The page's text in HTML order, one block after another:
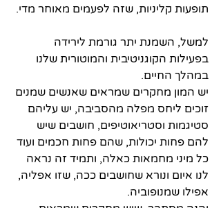
תופעות קליניות, שזה לפעמים מאוחר מדי.
למשל, השמנת יתר גורמת לירידה
בפעילות הקוגניטיבית והמוטורית שלנו
במהלך החיים.
יש המון מחקרים שמראים שאנשים שמנים
זוכים ליחס מפלה מהסביבה, יש עליהם
סטיגמות וסטריאוטיפים, חושבים שיש
להם פחות יכולות, שהם פחות חכמים ועוד
כל מיני מחמאות כאלה, ותמיד זה נראה
לנו איום ונורא שחושבים ככה, שזו אפליה,
אפילו שמנופוביה.